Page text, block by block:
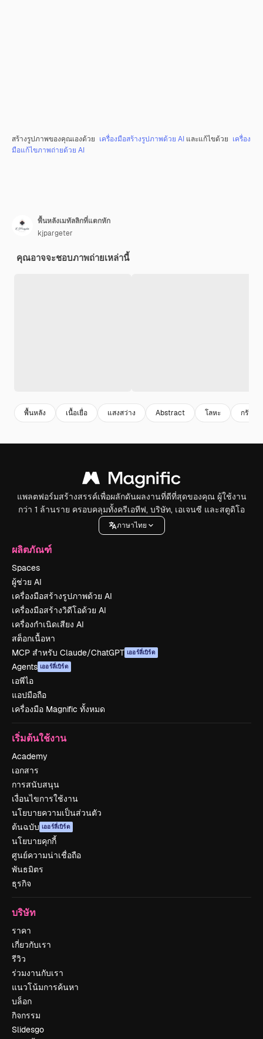
สร้างรูปภาพของคุณเองด้วย เครื่องมือสร้างรูปภาพด้วย AI และแก้ไขด้วย เครื่อง
มือแก้ไขภาพถ่ายด้วย AI
พื้นหลังเมทัลลิกที่แตกหัก
kjpargeter
คุณอาจจะชอบภาพถ่ายเหล่านี้
พื้นหลัง เนื้อเยื่อ แสงสว่าง Abstract โลหะ กรันจ์
แพลตฟอร์มสร้างสรรค์เพื่อผลักดันผลงานที่ดีที่สุดของคุณ ผู้ใช้งาน
กว่า 1 ล้านราย ครอบคลุมทั้งครีเอทีฟ, บริษัท, เอเจนซี และสตูดิโอ
ภาษาไทย
ผลิตภัณฑ์
Spaces
ผู้ช่วย AI
เครื่องมือสร้างรูปภาพด้วย AI
เครื่องมือสร้างวิดีโอด้วย AI
เครื่องกำเนิดเสียง AI
สต็อกเนื้อหา
MCP สำหรับ Claude/ChatGPT เออร์ลี่เบิร์ด
Agents เออร์ลี่เบิร์ด
เอพีไอ
แอปมือถือ
เครื่องมือ Magnific ทั้งหมด
เริ่มต้นใช้งาน
Academy
เอกสาร
การสนับสนุน
เงื่อนไขการใช้งาน
นโยบายความเป็นส่วนตัว
ต้นฉบับ เออร์ลี่เบิร์ด
นโยบายคุกกี้
ศูนย์ความน่าเชื่อถือ
พันธมิตร
ธุรกิจ
บริษัท
ราคา
เกี่ยวกับเรา
รีวิว
ร่วมงานกับเรา
แนวโน้มการค้นหา
บล็อก
กิจกรรม
Slidesgo